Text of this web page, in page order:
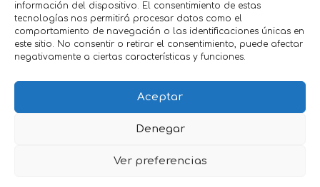
información del dispositivo. El consentimiento de estas
tecnologías nos permitirá procesar datos como el
comportamiento de navegación o las identificaciones únicas en
este sitio. No consentir o retirar el consentimiento, puede afectar
negativamente a ciertas características y funciones.
Aceptar
Denegar
Ver preferencias
5.0
Servicio mejor valorado 2025
verificado por: Trustindex
we
Marketing